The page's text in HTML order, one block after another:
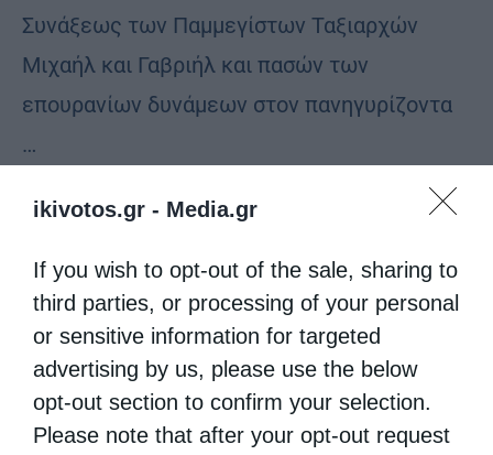
ikivotos.gr - Media.gr
If you wish to opt-out of the sale, sharing to
third parties, or processing of your personal
or sensitive information for targeted
advertising by us, please use the below
opt-out section to confirm your selection.
Please note that after your opt-out request
Συνάξεως των Παμμεγίστων Ταξιαρχών
Μιχαήλ και Γαβριήλ και πασών των
επουρανίων δυνάμεων στον πανηγυρίζοντα
…